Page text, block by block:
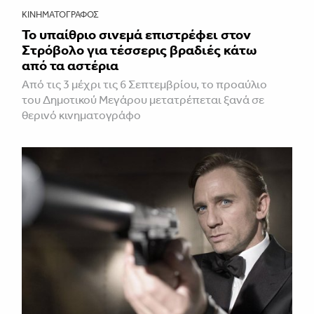
ΚΙΝΗΜΑΤΟΓΡΆΦΟΣ
Το υπαίθριο σινεμά επιστρέφει στον
Στρόβολο για τέσσερις βραδιές κάτω
από τα αστέρια
Από τις 3 μέχρι τις 6 Σεπτεμβρίου, το προαύλιο
του Δημοτικού Μεγάρου μετατρέπεται ξανά σε
θερινό κινηματογράφο